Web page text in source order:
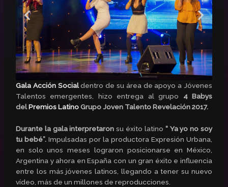
Gala Acción Socialdentro de su área de apoyo a Jóvenes
Talentos emergentes, hizo entrega al grupo 4 Babys
delPremios LatinoGrupo Joven Talento Revelación 2017.
Durante la gala interpretaron su éxito latino “ Ya yo no soy
tu bebé”.Impulsadas por la productora Expresión Urbana,
en solo unos meses lograron posicionarse en México,
Argentina y ahora en España con un gran éxito e influencia
entre los más jóvenes latinos, llegando a tener su nuevo
vídeo, más de un millones de reproducciones.